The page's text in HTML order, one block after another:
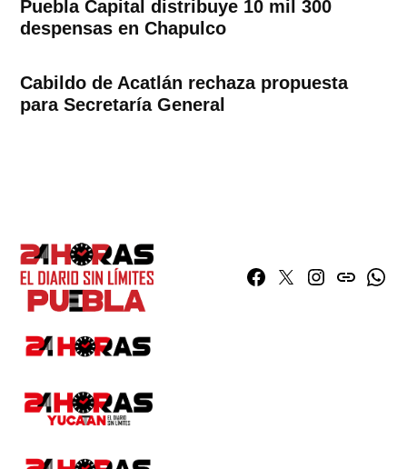
Puebla Capital distribuye 10 mil 300
despensas en Chapulco
Cabildo de Acatlán rechaza propuesta
para Secretaría General
Facebook
TwitterInstagram
issuu